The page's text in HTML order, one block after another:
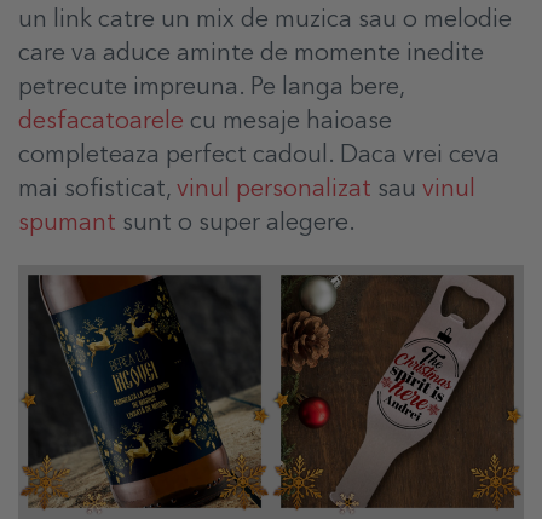
un link catre un mix de muzica sau o melodie
care va aduce aminte de momente inedite
petrecute impreuna. Pe langa bere,
desfacatoarele cu mesaje haioase
completeaza perfect cadoul. Daca vrei ceva
mai sofisticat, vinul personalizat sau vinul
spumant sunt o super alegere.